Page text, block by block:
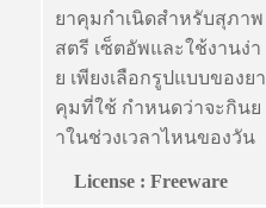
ยาคุมกำเนิดสำหรับสุภาพ
สตรี เซ็ตอัพและใช้งานง่า
ย เพียงเลือกรูปแบบของยา
คุมที่ใช้ กำหนดว่าจะกินย
าในช่วงเวลาไหนของวัน
License : Freeware